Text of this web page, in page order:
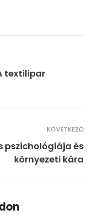
textilipar
KÖVETKEZŐ
pszichológiája és
környezeti kára